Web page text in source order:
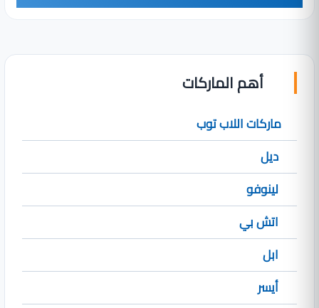
أهم الماركات
ماركات اللاب توب
ديل
لينوفو
اتش بي
ابل
أيسر